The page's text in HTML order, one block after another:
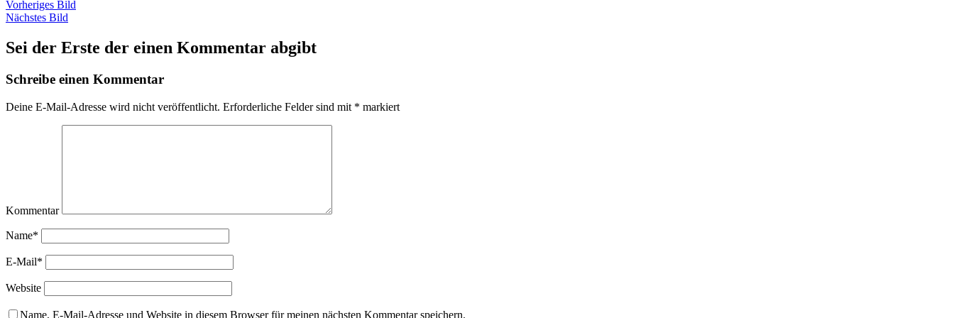
Vorheriges Bild
Nächstes Bild
Sei der Erste der einen Kommentar abgibt
Schreibe einen Kommentar
Deine E-Mail-Adresse wird nicht veröffentlicht. Erforderliche Felder sind mit * markiert
Kommentar
Name*
E-Mail*
Website
Name, E-Mail-Adresse und Website in diesem Browser für meinen nächsten Kommentar speichern.